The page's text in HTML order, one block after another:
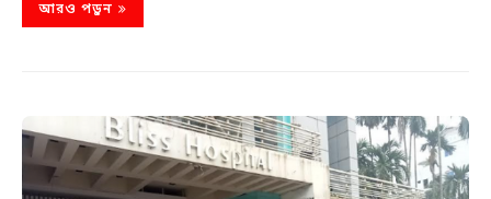
আরও পড়ুন